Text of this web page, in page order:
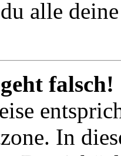
alle
falsch!
In